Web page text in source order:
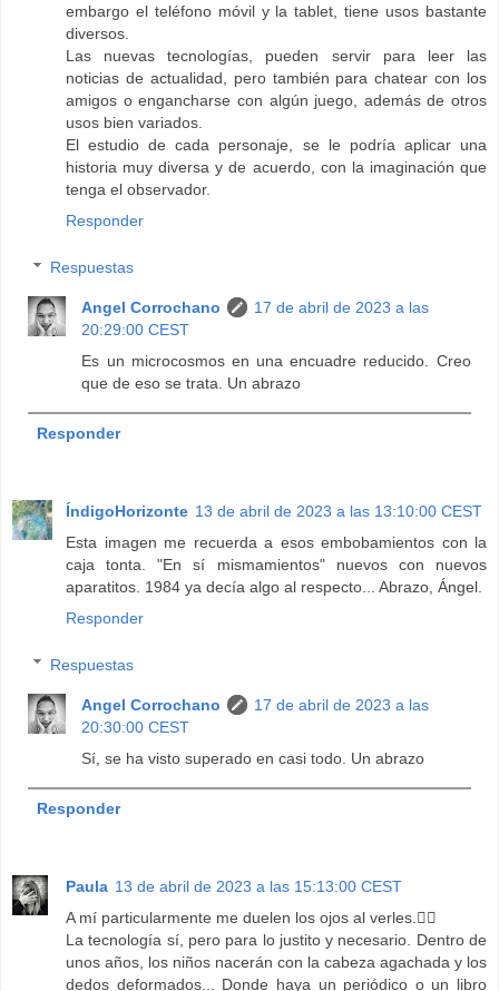
embargo el teléfono móvil y la tablet, tiene usos bastante
diversos.
Las nuevas tecnologías, pueden servir para leer las
noticias de actualidad, pero también para chatear con los
amigos o engancharse con algún juego, además de otros
usos bien variados.
El estudio de cada personaje, se le podría aplicar una
historia muy diversa y de acuerdo, con la imaginación que
tenga el observador.
Responder
Respuestas
Angel Corrochano
17 de abril de 2023 a las
20:29:00 CEST
Es un microcosmos en una encuadre reducido. Creo
que de eso se trata. Un abrazo
Responder
ÍndigoHorizonte 13 de abril de 2023 a las 13:10:00 CEST
Esta imagen me recuerda a esos embobamientos con la
caja tonta. "En sí mismamientos" nuevos con nuevos
aparatitos. 1984 ya decía algo al respecto... Abrazo, Ángel.
Responder
Respuestas
Angel Corrochano
17 de abril de 2023 a las
20:30:00 CEST
Sí, se ha visto superado en casi todo. Un abrazo
Responder
Paula 13 de abril de 2023 a las 15:13:00 CEST
A mí particularmente me duelen los ojos al verles.🤦‍♀️
La tecnología sí, pero para lo justito y necesario. Dentro de
unos años, los niños nacerán con la cabeza agachada y los
dedos deformados... Donde haya un periódico o un libro